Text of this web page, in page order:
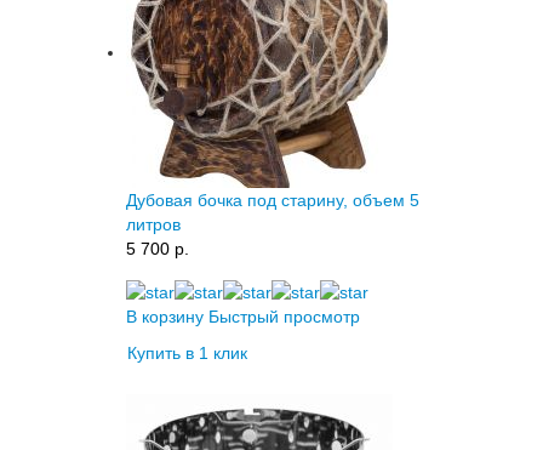
Дубовая бочка под старину, объем 5
литров
5 700 p.
В корзину Быстрый просмотр
Купить в 1 клик